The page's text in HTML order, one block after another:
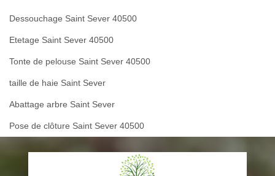
Dessouchage Saint Sever 40500
Etetage Saint Sever 40500
Tonte de pelouse Saint Sever 40500
taille de haie Saint Sever
Abattage arbre Saint Sever
Pose de clôture Saint Sever 40500